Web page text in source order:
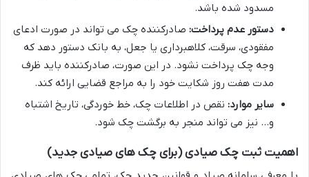
مسدود شده باشد.
دستور عدم پرداخت: صادرکننده چک می تواند در صورت ادعای
مفقودی، سرقت، کلاهبرداری یا جعل، به بانک دستور دهد که
وجه چک پرداخت نشود. در این صورت، صادرکننده باید ظرف
مدت هفت روز شکایت خود را به مراجع قضایی ارائه کند.
سایر موارد: نقص در اطلاعات چک، خط خوردگی، تاریخ اشتباه
و… نیز می تواند منجر به برگشت چک شود.
اهمیت ثبت چک صیادی (برای چک های صیادی جدید)